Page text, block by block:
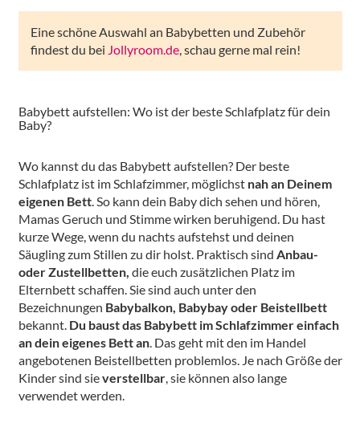
Eine schöne Auswahl an Babybetten und Zubehör
findest du bei Jollyroom.de, schau gerne mal rein!
Babybett aufstellen: Wo ist der beste Schlafplatz für dein
Baby?
Wo kannst du das Babybett aufstellen? Der beste
Schlafplatz ist im Schlafzimmer, möglichst nah an Deinem
eigenen Bett. So kann dein Baby dich sehen und hören,
Mamas Geruch und Stimme wirken beruhigend. Du hast
kurze Wege, wenn du nachts aufstehst und deinen
Säugling zum Stillen zu dir holst. Praktisch sind Anbau-
oder Zustellbetten, die euch zusätzlichen Platz im
Elternbett schaffen. Sie sind auch unter den
Bezeichnungen Babybalkon, Babybay oder Beistellbett
bekannt. Du baust das Babybett im Schlafzimmer einfach
an dein eigenes Bett an. Das geht mit den im Handel
angebotenen Beistellbetten problemlos. Je nach Größe der
Kinder sind sieverstellbar, sie können also lange
verwendet werden.